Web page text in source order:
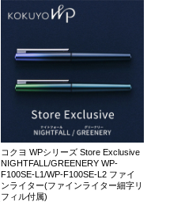
コクヨ WPシリーズ Store Exclusive
NIGHTFALL/GREENERY WP-
F100SE-L1/WP-F100SE-L2 ファイ
ンライター(ファインライター細字リ
フィル付属)